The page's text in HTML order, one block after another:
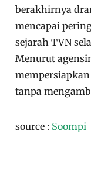
berakhirnya
mencapai
sejarah TVN
Menurut
tanpa
source : Soompi